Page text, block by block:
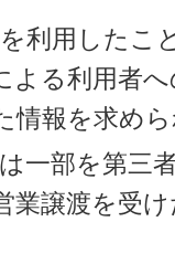
利用したこ
よる利用者
情報を求め
一部を第三
業譲渡を受